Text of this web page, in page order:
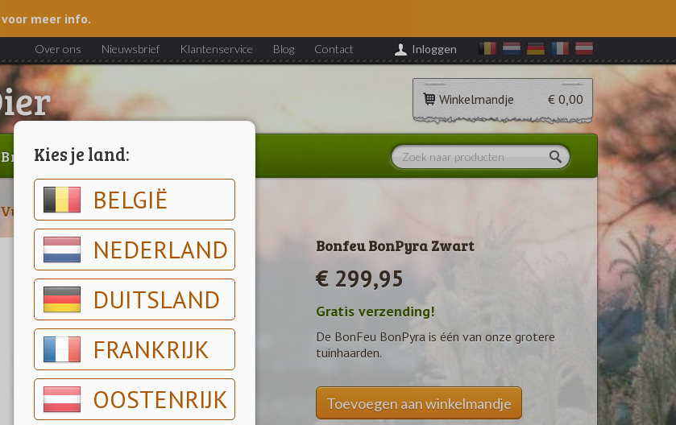
Kies je land:
BELGIË
NEDERLAND
DUITSLAND
FRANKRIJK
OOSTENRIJK
voor meer info.
Over ons Nieuwsbrief Klantenservice Blog Contact Inloggen
Winkelmandje € 0,00
Brood & gebak
Vuurschalen & Tuinhaarden
Bonfeu BonPyra Zwart
€ 299,95
Gratis verzending!
De BonFeu BonPyra is één van onze grotere
tuinhaarden.
Toevoegen aan winkelmandje